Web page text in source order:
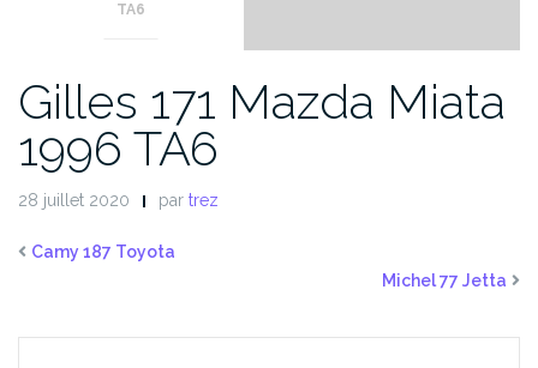
TA6
Gilles 171 Mazda Miata
1996 TA6
28 juillet 2020 par trez
Camy 187 Toyota
Michel 77 Jetta